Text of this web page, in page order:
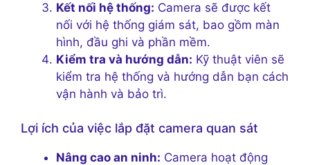
Kết nối hệ thống: Camera sẽ được kết
nối với hệ thống giám sát, bao gồm màn
hình, đầu ghi và phần mềm.
Kiểm tra và hướng dẫn: Kỹ thuật viên sẽ
kiểm tra hệ thống và hướng dẫn bạn cách
vận hành và bảo trì.
Lợi ích của việc lắp đặt camera quan sát
Nâng cao an ninh: Camera hoạt động